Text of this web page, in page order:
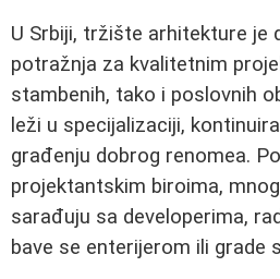
U Srbiji, tržište arhitekture je
potražnja za kvalitetnim
stambenih, tako i poslovnih
leži u specijalizaciji,
građenju dobrog renomea.
projektantskim biroima,
sarađuju sa developerima,
bave se enterijerom ili grade